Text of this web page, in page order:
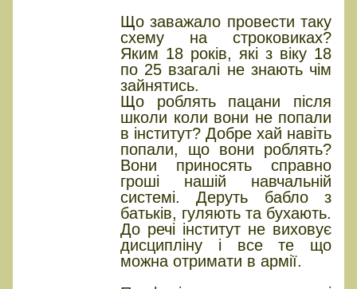
Що заважало провести таку
схему на строковиках?
Яким 18 років, які з віку 18
по 25 взагалі не знають чім
зайнятись.
Що роблять пацани після
школи коли вони не попали
в інститут? Добре хай навіть
попали, що вони роблять?
Вони приносять справно
гроші нашій навчальній
системі. Деруть бабло з
батьків, гуляють та бухають.
До речі інститут не виховує
дисципліну і все те що
можна отримати в армії.